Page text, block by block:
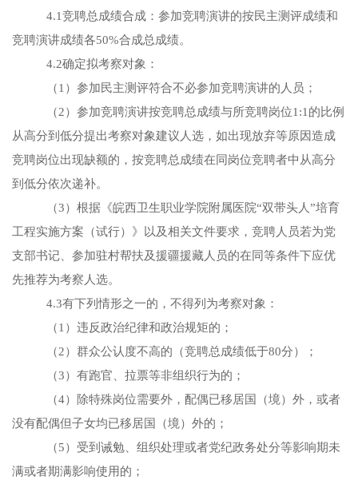
4.1竞聘总成绩合成：参加竞聘演讲的按民主测评成绩和
竞聘演讲成绩各50%合成总成绩。
4.2确定拟考察对象：
（1）参加民主测评符合不必参加竞聘演讲的人员；
（2）参加竞聘演讲按竞聘总成绩与所竞聘岗位1:1的比例
从高分到低分提出考察对象建议人选，如出现放弃等原因造成
竞聘岗位出现缺额的，按竞聘总成绩在同岗位竞聘者中从高分
到低分依次递补。
（3）根据《皖西卫生职业学院附属医院“双带头人”培育
工程实施方案（试行）》以及相关文件要求，竞聘人员若为党
支部书记、参加驻村帮扶及援疆援藏人员的在同等条件下应优
先推荐为考察人选。
4.3有下列情形之一的，不得列为考察对象：
（1）违反政治纪律和政治规矩的；
（2）群众公认度不高的 （竞聘总成绩低于80分）；
（3）有跑官、拉票等非组织行为的；
（4）除特殊岗位需要外，配偶已移居国（境）外，或者
没有配偶但子女均已移居国（境）外的；
（5）受到诫勉、组织处理或者党纪政务处分等影响期未
满或者期满影响使用的；